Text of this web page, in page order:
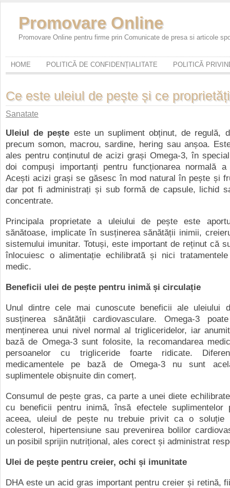
Promovare Online
Promovare Online pentru firme prin Comunicate de presa si articole
HOME POLITICĂ DE CONFIDENȚIALITATE POLITICĂ
Ce este uleiul de pește și ce
Sanatate
Uleiul de pește este un supliment obținut, de regulă,
precum somon, macrou, sardine, hering sau anșoa.
ales pentru conținutul de acizi grași Omega-3, în
doi compuși importanți pentru funcționarea normală a
Acești acizi grași se găsesc în mod natural în pește și
dar pot fi administrați și sub formă de capsule, lichid
concentrate.
Principala proprietate a uleiului de pește este
sănătoase, implicate în susținerea sănătății inimii,
sistemului imunitar. Totuși, este important de reținut că
înlocuiesc o alimentație echilibrată și nici
medic.
Beneficii ulei de pește pentru inimă și circulație
Unul dintre cele mai cunoscute beneficii ale uleiului
susținerea sănătății cardiovasculare. Omega-3
menținerea unui nivel normal al trigliceridelor, iar
bază de Omega-3 sunt folosite, la recomandarea
persoanelor cu trigliceride foarte ridicate.
medicamentele pe bază de Omega-3 nu sunt
suplimentele obișnuite din comerț.
Consumul de pește gras, ca parte a unei diete
cu beneficii pentru inimă, însă efectele suplimentelor
aceea, uleiul de pește nu trebuie privit ca o soluție
colesterol, hipertensiune sau prevenirea bolilor
un posibil sprijin nutrițional, ales corect și administrat
Ulei de pește pentru creier, ochi și imunitate
DHA este un acid gras important pentru creier și retină,